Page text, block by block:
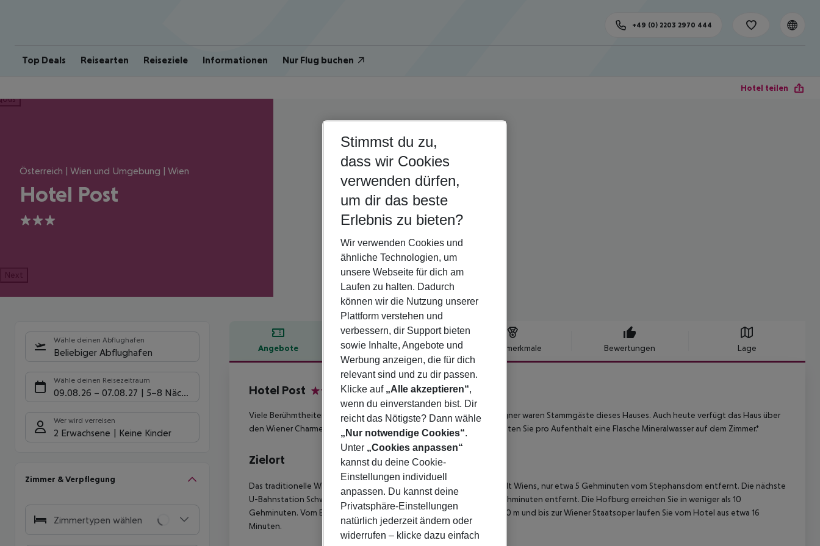
Top Deals Reisearten Reiseziele Informationen Nur Flug buchen
+49 (0) 2203 2970 444
Hotel teilen
Österreich | Wien und Umgebung | Wien
Hotel Post
3
Next
Wähle deinen Abflughafen
Beliebiger Abflughafen
Wähle deinen Reisezeitraum
09.08.26 – 07.08.27 5-8 Nächte
Wer wird verreisen
2 Erwachsene Keine Kinder
Zimmer & Verpflegung
Zimmertypen wählen
Angebote Hotelbeschreibung Hotelmerkmale Bewertungen Lage
Hotelbeschreibung
Hotel Post
Viele Berühmtheiten wie Mozart, Chopin, Haydn, Nietzsche und Wagner waren Stammgäste dieses Hauses. Auch heute verfügt das Haus über
den Wiener Charme und die typische Gastlichkeit.
*Bei Buchung erhalten Sie pro Aufenthalt eine Flasche Mineralwasser auf dem Zimmer.*
Zielort
Das traditionelle Wiener 3 Sterne Hotel liegt mitten in der Innenstadt Wiens, nur etwa 5 Gehminuten vom Stephansdom entfernt. Die nächste
U-Bahnstation Schwedenplatz (Linien U1 und U4) liegt nur etwa 2 Gehminuten entfernt. Die Hofburg erreichen Sie in weniger als 10
Gehminuten. Vom Einkaufsboulevard Kärntner Straße trennen Sie 800 m und bis zur Wiener Staatsoper laufen Sie vom Hotel aus etwa 16
Minuten.
Stimmst du zu,
dass wir Cookies
verwenden dürfen,
um dir das beste
Erlebnis zu bieten?
Wir verwenden Cookies und
ähnliche Technologien, um
unsere Webseite für dich am
Laufen zu halten. Dadurch
können wir die Nutzung unserer
Plattform verstehen und
verbessern, dir Support bieten
sowie Inhalte, Angebote und
Werbung anzeigen, die für dich
relevant sind und zu dir passen.
Klicke auf „Alle akzeptieren“,
wenn du einverstanden bist. Dir
reicht das Nötigste? Dann wähle
„Nur notwendige Cookies“.
Unter „Cookies anpassen“
kannst du deine Cookie-
Einstellungen individuell
anpassen. Du kannst deine
Privatsphäre-Einstellungen
natürlich jederzeit ändern oder
widerrufen – klicke dazu einfach